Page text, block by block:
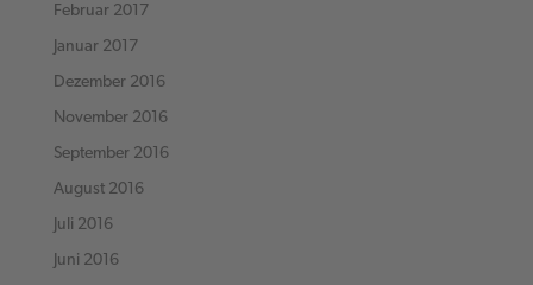
Februar 2017
Januar 2017
Dezember 2016
November 2016
September 2016
August 2016
Juli 2016
Juni 2016